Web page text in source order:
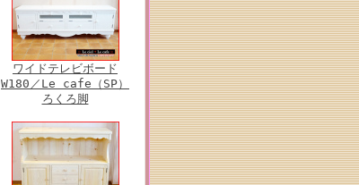
ワイドテレビボード
W180／Le cafe（SP）
ろくろ脚